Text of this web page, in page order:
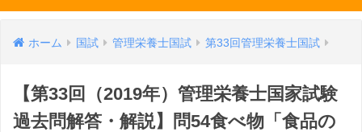
ホーム 国試 管理栄養士国試 第33回管理栄養士国試
【第33回（2019年）管理栄養士国家試験
過去問解答・解説】問54食べ物「食品の